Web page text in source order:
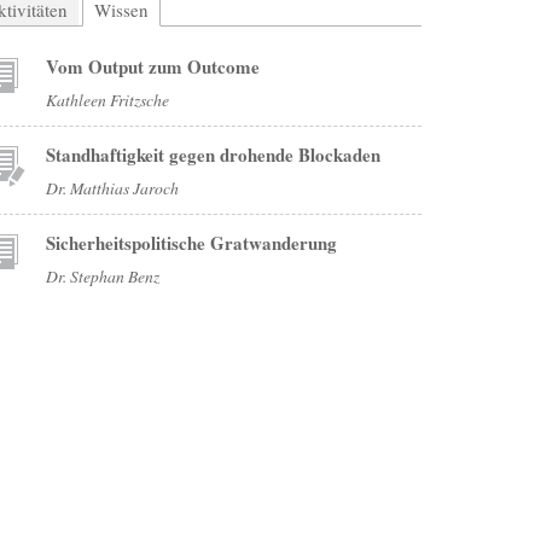
Wissen
Vom Output zum Outcome
Kathleen Fritzsche
Standhaftigkeit gegen drohende Blockaden
Dr. Matthias Jaroch
Sicherheitspolitische Gratwanderung
Dr. Stephan Benz